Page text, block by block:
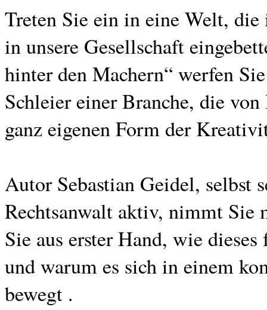
Treten Sie ein in eine Welt,
in unsere Gesellschaft
hinter den Machern“ werfen
Schleier einer Branche, die
ganz eigenen Form der
Autor Sebastian Geidel, selbst
Rechtsanwalt aktiv, nimmt Sie
Sie aus erster Hand, wie
und warum es sich in einem
bewegt .